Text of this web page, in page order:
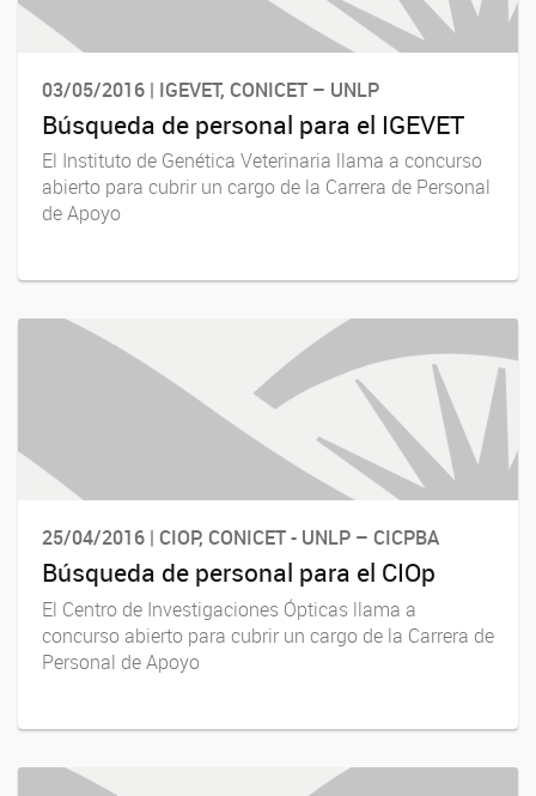
03/05/2016 | IGEVET, CONICET – UNLP
Búsqueda de personal para el IGEVET
El Instituto de Genética Veterinaria llama a concurso
abierto para cubrir un cargo de la Carrera de Personal
de Apoyo
25/04/2016 | CIOP, CONICET - UNLP – CICPBA
Búsqueda de personal para el CIOp
El Centro de Investigaciones Ópticas llama a
concurso abierto para cubrir un cargo de la Carrera de
Personal de Apoyo